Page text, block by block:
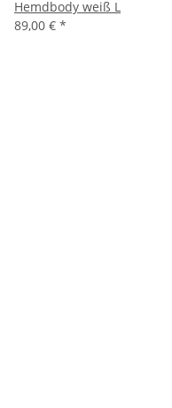
Hemdbody weiß L
89,00 € *